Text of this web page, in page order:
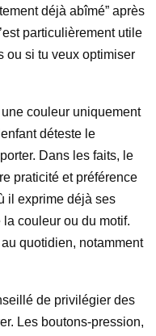
déjà abîmé” après
particulièrement utile
ou si tu veux optimiser
couleur uniquement
déteste le
Dans les faits, le
praticité et préférence
il exprime déjà ses
couleur ou du motif.
quotidien, notamment
de privilégier des
Les boutons-pression,